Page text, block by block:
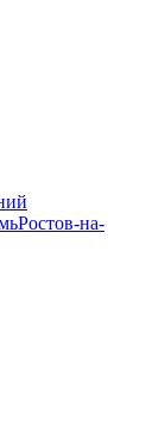
Ростов-на-